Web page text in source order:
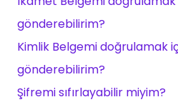
gönderebilirim?
Kimlik Belgemi doğrulamak
gönderebilirim?
Şifremi sıfırlayabilir miyim?